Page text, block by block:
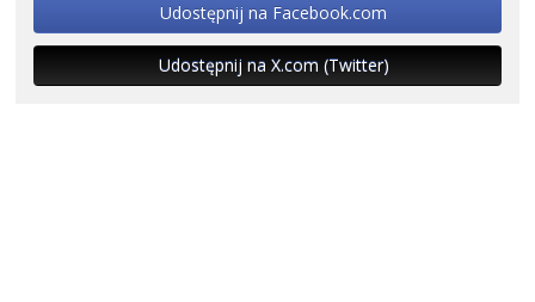
Udostępnij na Facebook.com
Udostępnij na X.com (Twitter)